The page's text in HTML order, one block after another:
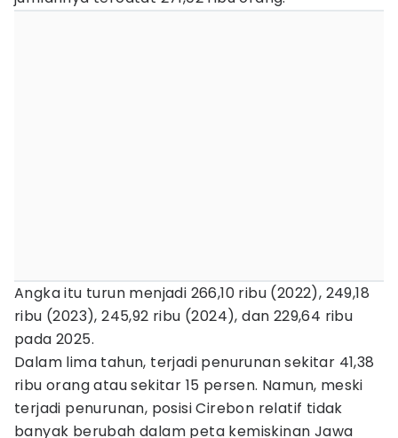
Angka itu turun menjadi 266,10 ribu (2022), 249,18
ribu (2023), 245,92 ribu (2024), dan 229,64 ribu
pada 2025.
Dalam lima tahun, terjadi penurunan sekitar 41,38
ribu orang atau sekitar 15 persen. Namun, meski
terjadi penurunan, posisi Cirebon relatif tidak
banyak berubah dalam peta kemiskinan Jawa